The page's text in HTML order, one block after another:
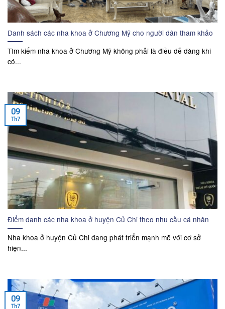
Danh sách các nha khoa ở Chương Mỹ cho người dân tham khảo
Tìm kiếm nha khoa ở Chương Mỹ không phải là điều dễ dàng khi
có...
Điểm danh các nha khoa ở huyện Củ Chi theo nhu cầu cá nhân
Nha khoa ở huyện Củ Chi đang phát triển mạnh mẽ với cơ sở
hiện...
09
Th7
09
Th7